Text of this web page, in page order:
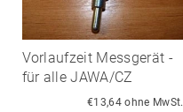
Vorlaufzeit Messgerät -
für alle JAWA/CZ
€13,64 ohne MwSt.